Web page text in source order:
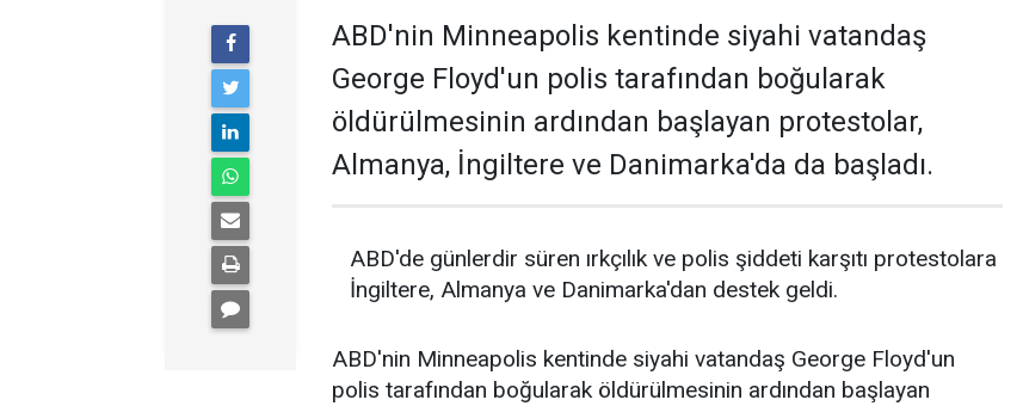
ABD'nin Minneapolis kentinde siyahi vatandaş
George Floyd'un polis tarafından boğularak
öldürülmesinin ardından başlayan protestolar,
Almanya, İngiltere ve Danimarka'da da başladı.
ABD'de günlerdir süren ırkçılık ve polis şiddeti karşıtı protestolara
İngiltere, Almanya ve Danimarka'dan destek geldi.
ABD'nin Minneapolis kentinde siyahi vatandaş George Floyd'un
polis tarafından boğularak öldürülmesinin ardından başlayan